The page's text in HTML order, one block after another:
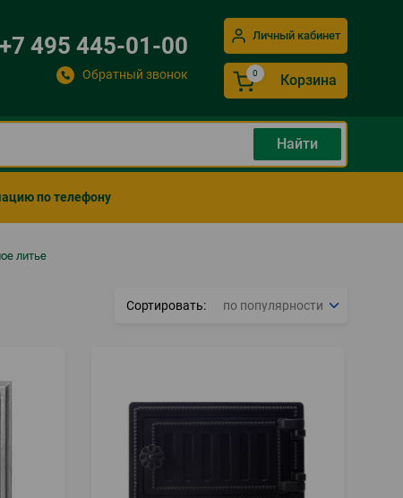
+7 495 445-01-00
Обратный звонок
Личный кабинет
Корзина
по телефону
литье
Сортировать